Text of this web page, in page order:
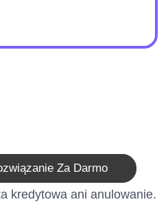
Za Darmo
kredytowa ani anulowanie.